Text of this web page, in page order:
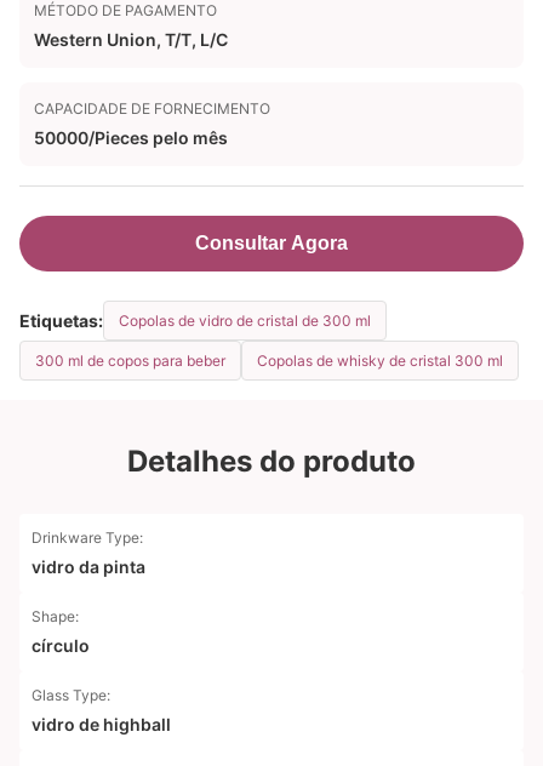
MÉTODO DE PAGAMENTO
Western Union, T/T, L/C
CAPACIDADE DE FORNECIMENTO
50000/Pieces pelo mês
Consultar Agora
Etiquetas: Copolas de vidro de cristal de 300 ml
300 ml de copos para beber Copolas de whisky de cristal 300 ml
Detalhes do produto
Drinkware Type:
vidro da pinta
Shape:
círculo
Glass Type:
vidro de highball